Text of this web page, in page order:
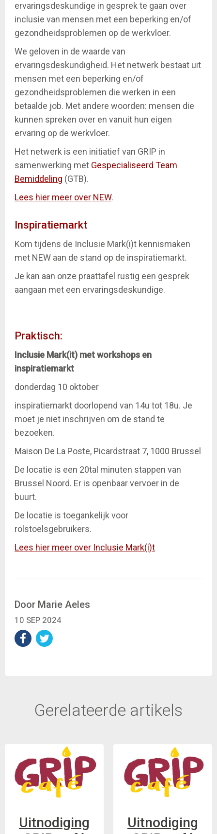
ervaringsdeskundige in gesprek te gaan over
inclusie van mensen met een beperking en/of
gezondheidsproblemen op de werkvloer.
We geloven in de waarde van
ervaringsdeskundigheid. Het netwerk bestaat uit
mensen met een beperking en/of
gezondheidsproblemen die werken in een
betaalde job. Met andere woorden: mensen die
kunnen spreken over en vanuit hun eigen
ervaring op de werkvloer.
Het netwerk is een initiatief van GRIP in
samenwerking met Gespecialiseerd Team
Bemiddeling (GTB).
Lees hier meer over NEW.
Inspiratiemarkt
Kom tijdens de Inclusie Mark(i)t kennismaken
met NEW aan de stand op de inspiratiemarkt.
Je kan aan onze praattafel rustig een gesprek
aangaan met een ervaringsdeskundige.
Praktisch:
Inclusie Mark(it) met workshops en
inspiratiemarkt
donderdag 10 oktober
inspiratiemarkt doorlopend van 14u tot 18u. Je
moet je niet inschrijven om de stand te
bezoeken.
Maison De La Poste, Picardstraat 7, 1000 Brussel
De locatie is een 20tal minuten stappen van
Brussel Noord. Er is openbaar vervoer in de
buurt.
De locatie is toegankelijk voor
rolstoelsgebruikers.
Lees hier meer over Inclusie Mark(i)t
Door Marie Aeles
10 SEP 2024
Gerelateerde artikels
Uitnodiging
Uitnodiging